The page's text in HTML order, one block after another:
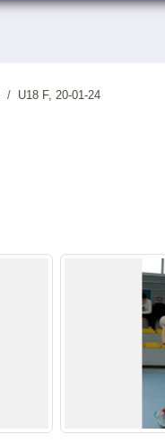
U18 F, 20-01-24